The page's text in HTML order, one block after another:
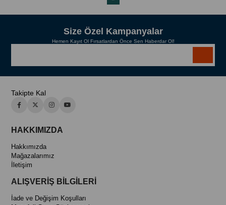
Size Özel Kampanyalar
Hemen Kayıt Ol Fırsatlardan Önce Sen Haberdar Ol!
Takipte Kal
HAKKIMIZDA
Hakkımızda
Mağazalarımız
İletişim
ALIŞVERİŞ BİLGİLERİ
İade ve Değişim Koşulları